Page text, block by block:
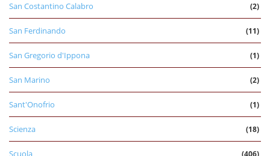
San Costantino Calabro (2)
San Ferdinando (11)
San Gregorio d'Ippona (1)
San Marino (2)
Sant'Onofrio (1)
Scienza (18)
Scuola